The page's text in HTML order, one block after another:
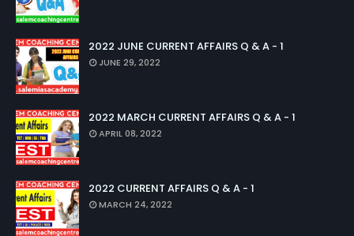
2022 JUNE CURRENT AFFAIRS Q & A - 1
JUNE 29, 2022
2022 MARCH CURRENT AFFAIRS Q & A - 1
APRIL 08, 2022
2022 CURRENT AFFAIRS Q & A - 1
MARCH 24, 2022